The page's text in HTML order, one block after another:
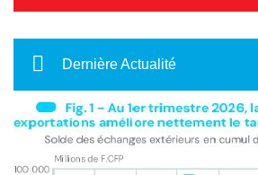
Dernière Actualité